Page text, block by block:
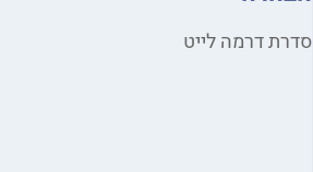
סדרת דרמה לייט